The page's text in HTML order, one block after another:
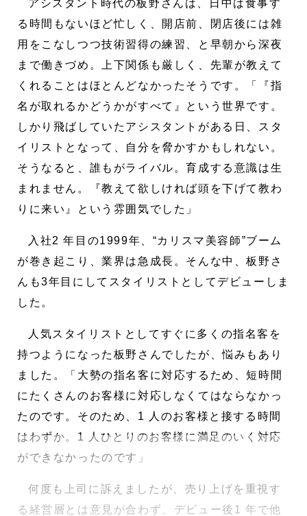
アシスタント時代の板野さんは、日中は食事す
る時間もないほど忙しく、開店前、閉店後には雑
用をこなしつつ技術習得の練習、と早朝から深夜
まで働きづめ。上下関係も厳しく、先輩が教えて
くれることはほとんどなかったそうです。「『指
名が取れるかどうかがすべて』という世界です。
しかり飛ばしていたアシスタントがある日、スタ
イリストとなって、自分を脅かすかもしれない。
そうなると、誰もがライバル。育成する意識は生
まれません。『教えて欲しければ頭を下げて教わ
りに来い』という雰囲気でした」
入社2 年目の1999年、“カリスマ美容師”ブーム
が巻き起こり、業界は急成長。そんな中、板野さ
んも3年目にしてスタイリストとしてデビューしま
した。
人気スタイリストとしてすぐに多くの指名客を
持つようになった板野さんでしたが、悩みもあり
ました。「大勢の指名客に対応するため、短時間
にたくさんのお客様に対応しなくてはならなかっ
たのです。そのため、1 人のお客様と接する時間
はわずか。1 人ひとりのお客様に満足のいく対応
ができなかったのです」
何度も上司に訴えましたが、売り上げを重視す
る経営層とは意見が合わず、デビュー後1 年で他